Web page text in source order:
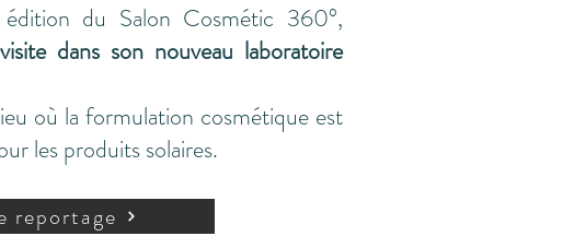
du Salon Cosmétic 360°,
visite dans son nouveau laboratoire
où la formulation cosmétique est
les produits solaires.
reportage